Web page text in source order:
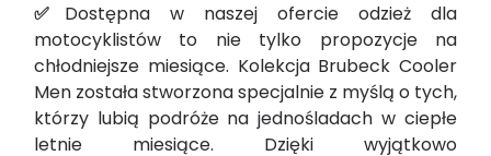
✅ Dostępna w naszej ofercie odzież dla
motocyklistów to nie tylko propozycje na
chłodniejsze miesiące. Kolekcja Brubeck Cooler
Men została stworzona specjalnie z myślą o tych,
którzy lubią podróże na jednośladach w ciepłe
letnie miesiące. Dzięki wyjątkowo